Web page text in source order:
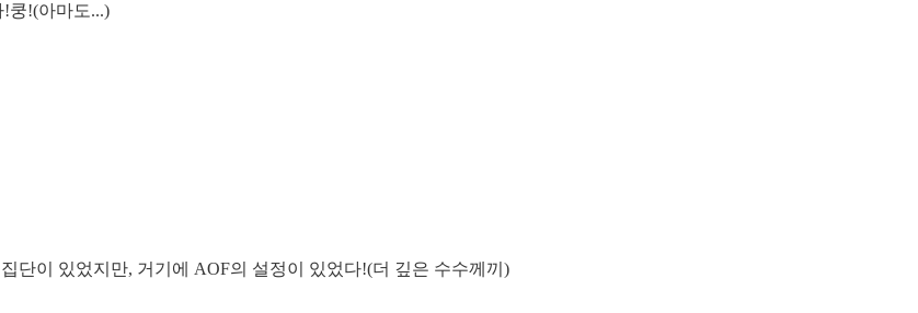
!쿵!(아마도...)
단이 있었지만, 거기에 AOF의 설정이 있었다!(더 깊은 수수께끼)